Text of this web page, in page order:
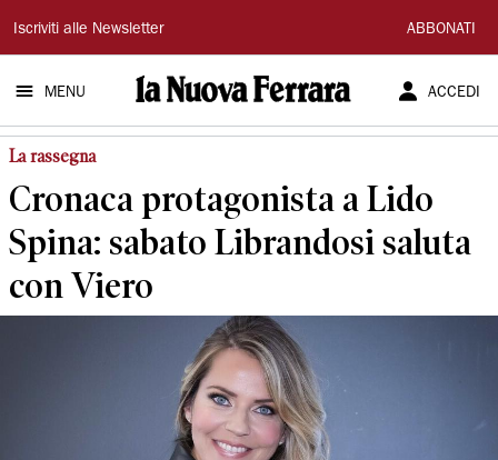
La
Nuova
Ferrara
Iscriviti alle Newsletter ABBONATI
MENU ACCEDI
La rassegna
Cronaca protagonista a Lido
Spina: sabato Librandosi saluta
con Viero